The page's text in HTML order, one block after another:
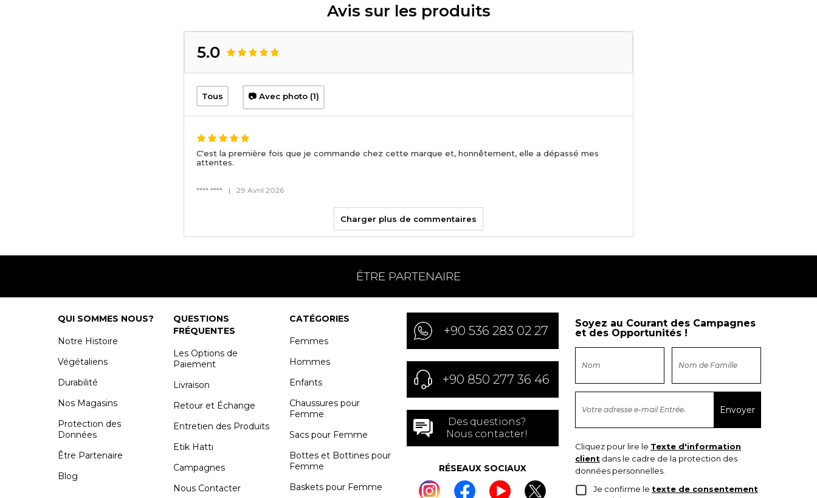
Avis sur les produits
5.0
Tous 📷 Avec photo (1)
C'est la première fois que je commande chez cette marque et, honnêtement, elle a dépassé mes
attentes.
**** **** | 29 Avril 2026
Charger plus de commentaires
ÊTRE PARTENAIRE
QUI SOMMES NOUS?
Notre Histoire
Végétaliens
Durabilité
Nos Magasins
Protection des
Données
Être Partenaire
Blog
QUESTIONS
FRÉQUENTES
Les Options de
Paiement
Livraison
Retour et Échange
Entretien des Produits
Etik Hattı
Campagnes
Nous Contacter
CATÉGORIES
Femmes
Hommes
Enfants
Chaussures pour
Femme
Sacs pour Femme
Bottes et Bottines pour
Femme
Baskets pour Femme
+90 536 283 02 27
+90 850 277 36 46
Des questions?
Nous contacter!
RÉSEAUX SOCIAUX
Soyez au Courant des Campagnes
et des Opportunités !
Cliquez pour lire le Texte d'information
clientdans le cadre de la protection des
données personnelles.
Je confirme le texte de consentement